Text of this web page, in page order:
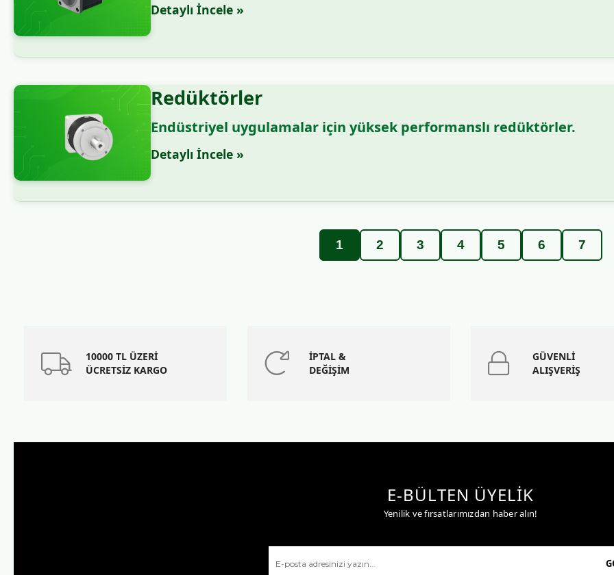
Detaylı İncele »
Redüktörler
Endüstriyel uygulamalar için yüksek performanslı redüktörler.
Detaylı İncele »
1 2 3 4 5 6 7
10000 TL ÜZERİ
ÜCRETSİZ KARGO
İPTAL &
DEĞİŞİM
GÜVENLİ
ALIŞVERİŞ
E-BÜLTEN ÜYELİK
Yenilik ve fırsatlarımızdan haber alın!